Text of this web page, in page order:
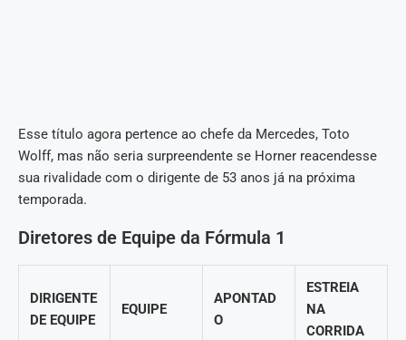
Esse título agora pertence ao chefe da Mercedes, Toto
Wolff, mas não seria surpreendente se Horner reacendesse
sua rivalidade com o dirigente de 53 anos já na próxima
temporada.
Diretores de Equipe da Fórmula 1
DIRIGENTE
DE EQUIPE
EQUIPE
APONTAD
O
ESTREIA
NA
CORRIDA